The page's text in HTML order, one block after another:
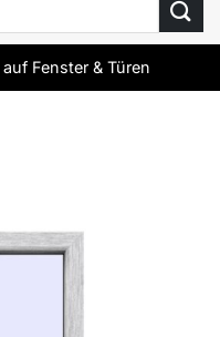
auf Fenster & Türen